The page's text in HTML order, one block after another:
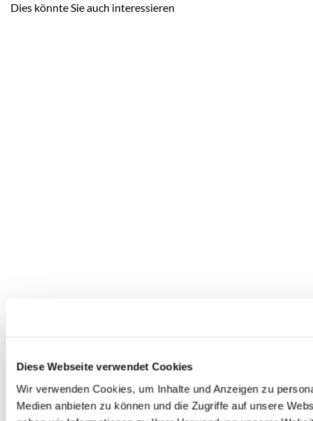
Diese Webseite verwendet Cookies
Wir verwenden Cookies, um Inhalte und Anzeigen zu
Medien anbieten zu können und die Zugriffe auf unsere
Dies könnte Sie auch interessieren
0 Feed